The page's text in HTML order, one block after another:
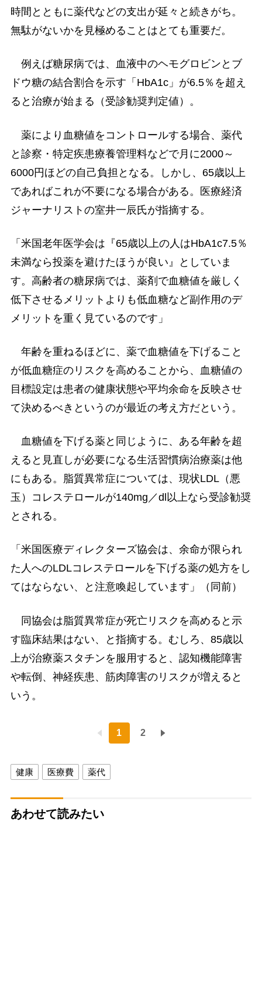
時間とともに薬代などの支出が延々と続きがち。
無駄がないかを見極めることはとても重要だ。
例えば糖尿病では、血液中のヘモグロビンとブ
ドウ糖の結合割合を示す「HbA1c」が6.5％を超え
ると治療が始まる（受診勧奨判定値）。
薬により血糖値をコントロールする場合、薬代
と診察・特定疾患療養管理料などで月に2000～
6000円ほどの自己負担となる。しかし、65歳以上
であればこれが不要になる場合がある。医療経済
ジャーナリストの室井一辰氏が指摘する。
「米国老年医学会は『65歳以上の人はHbA1c7.5％
未満なら投薬を避けたほうが良い』としていま
す。高齢者の糖尿病では、薬剤で血糖値を厳しく
低下させるメリットよりも低血糖など副作用のデ
メリットを重く見ているのです」
年齢を重ねるほどに、薬で血糖値を下げること
が低血糖症のリスクを高めることから、血糖値の
目標設定は患者の健康状態や平均余命を反映させ
て決めるべきというのが最近の考え方だという。
血糖値を下げる薬と同じように、ある年齢を超
えると見直しが必要になる生活習慣病治療薬は他
にもある。脂質異常症については、現状LDL（悪
玉）コレステロールが140mg／dl以上なら受診勧奨
とされる。
「米国医療ディレクターズ協会は、余命が限られ
た人へのLDLコレステロールを下げる薬の処方をし
てはならない、と注意喚起しています」（同前）
同協会は脂質異常症が死亡リスクを高めると示
す臨床結果はない、と指摘する。むしろ、85歳以
上が治療薬スタチンを服用すると、認知機能障害
や転倒、神経疾患、筋肉障害のリスクが増えると
いう。
1 2
健康 医療費 薬代
あわせて読みたい